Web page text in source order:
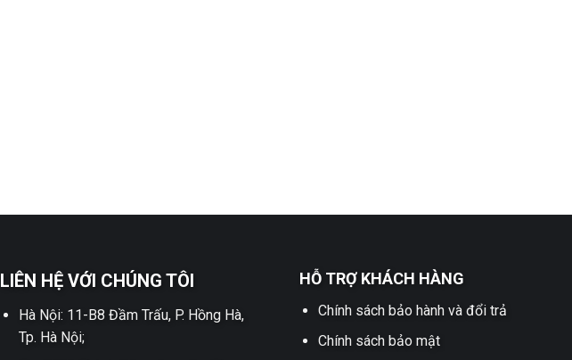
LIÊN HỆ VỚI CHÚNG TÔI
Hà Nội: 11-B8 Đầm Trấu, P. Hồng Hà,
Tp. Hà Nội;
HỖ TRỢ KHÁCH HÀNG
Chính sách bảo hành và đổi trả
Chính sách bảo mật